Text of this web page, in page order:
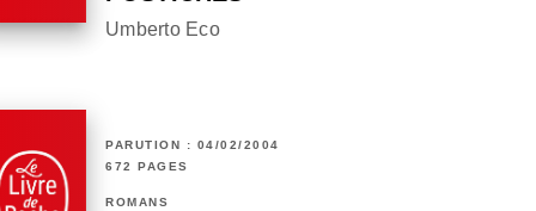
Umberto Eco
PARUTION : 04/02/2004
672 PAGES
ROMANS